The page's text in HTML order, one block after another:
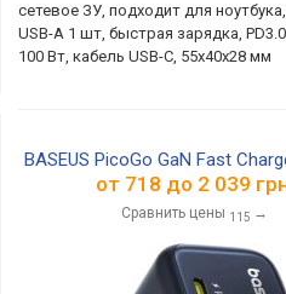
сетевое ЗУ, подходит для
USB-A 1 шт, быстрая зарядка,
100 Вт, кабель USB-C, 55x40x28 мм
BASEUS PicoGo GaN Fast
от 718 до 2 039
Сравнить цены 115 →